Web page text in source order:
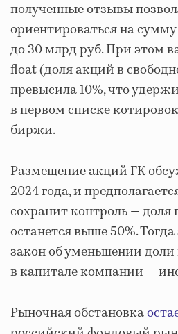
полученные отзывы
ориентироваться на
до 30 млрд руб. При этом
float (доля акций в
превысила 10%, что
в первом списке
биржи.
Размещение акций ГК
2024 года, и
сохранит контроль — доля
останется выше 50%.
закон об уменьшении доли
в капитале компании —
Рыночная обстановка